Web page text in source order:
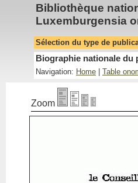
Bibliothèque
Luxemburgensia
Sélection du type de
Biographie nationale du
Navigation: Home Table
Zoom